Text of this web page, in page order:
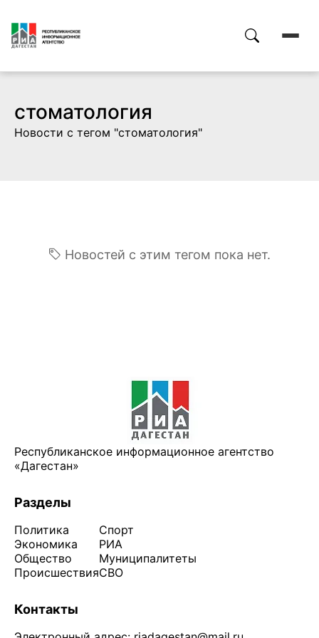
стоматология
Новости с тегом "стоматология"
Новостей с этим тегом пока нет.
Республиканское информационное агентство
«Дагестан»
Разделы
Политика
Экономика
Общество
Происшествия
Спорт
РИА
Муниципалитеты
СВО
Контакты